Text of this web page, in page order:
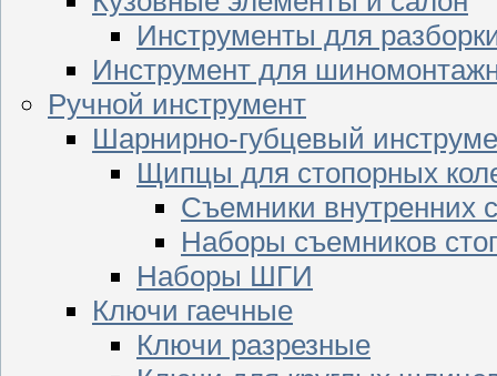
Инструменты для
Инструмент для
Ручной инструмент
Шарнирно-губцевый
Щипцы для стопорных
Съемники внутренних
Наборы съемников
Наборы ШГИ
Ключи гаечные
Ключи разрезные